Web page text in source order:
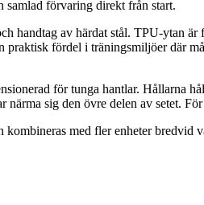
samlad förvaring direkt från start.
handtag av härdat stål. TPU-ytan
praktisk fördel i träningsmiljöer där
för tunga hantlar. Hållarna
närma sig den övre delen av setet.
med fler enheter bredvid